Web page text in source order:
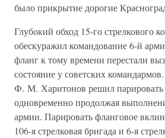
было прикрытие дорогие
Глубокий обход 15-го стрелкового
обескуражил командование 6-й
фланг к тому времени перестали
состояние у советских
Ф. М. Харитонов решил парировать
одновременно продолжая
армии. Парировать фланговое
106-я стрелковая бригада и 6-я